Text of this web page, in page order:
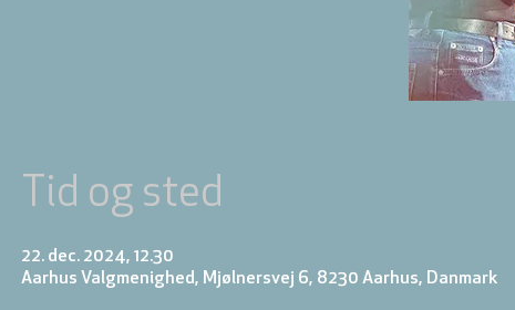
Tid og sted
22. dec. 2024, 12.30
Aarhus Valgmenighed, Mjølnersvej 6, 8230 Aarhus, Danmark